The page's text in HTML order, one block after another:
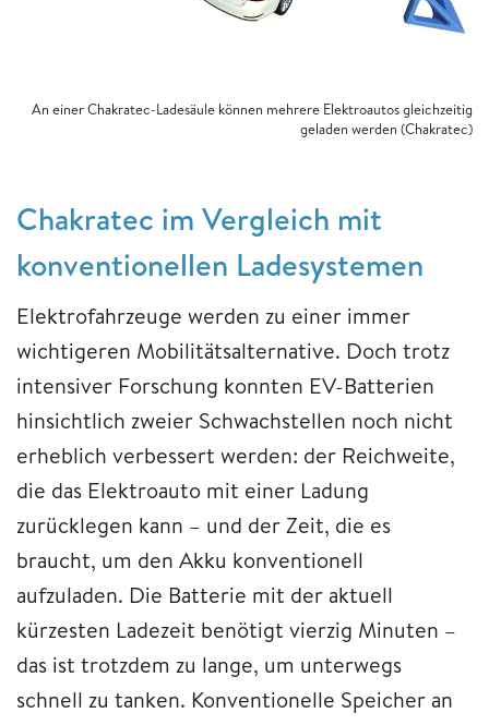
An einer Chakratec-Ladesäule können mehrere Elektroautos gleichzeitig
geladen werden (Chakratec)
Chakratec im Vergleich mit
konventionellen Ladesystemen
Elektrofahrzeuge werden zu einer immer
wichtigeren Mobilitätsalternative. Doch trotz
intensiver Forschung konnten EV-Batterien
hinsichtlich zweier Schwachstellen noch nicht
erheblich verbessert werden: der Reichweite,
die das Elektroauto mit einer Ladung
zurücklegen kann – und der Zeit, die es
braucht, um den Akku konventionell
aufzuladen. Die Batterie mit der aktuell
kürzesten Ladezeit benötigt vierzig Minuten –
das ist trotzdem zu lange, um unterwegs
schnell zu tanken. Konventionelle Speicher an